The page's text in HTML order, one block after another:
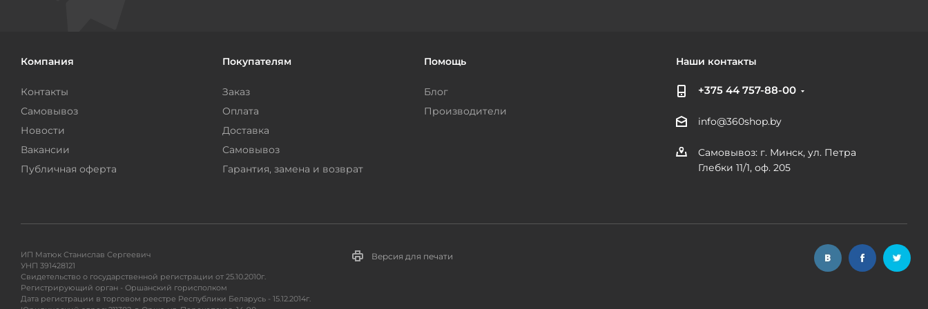
Компания
Контакты
Самовывоз
Новости
Вакансии
Публичная оферта
Покупателям
Заказ
Оплата
Доставка
Самовывоз
Гарантия, замена и возврат
Помощь
Блог
Производители
Наши контакты
+375 44 757-88-00
info@360shop.by
Самовывоз: г. Минск, ул. Петра
Глебки 11/1, оф. 205
ИП Матюк Станислав Сергеевич
УНП 391428121
Свидетельство о государственной регистрации от 25.10.2010г.
Регистрирующий орган - Оршанский горисполком
Дата регистрации в торговом реестре Республики Беларусь - 15.12.2014г.
Версия для печати